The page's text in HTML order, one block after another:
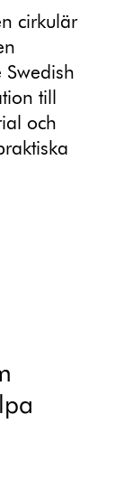
cirkulär
till
och